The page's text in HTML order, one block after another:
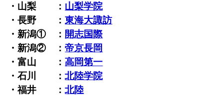
・山梨 ： 山梨学院
・長野 ：東海大諏訪
・新潟① ： 開志国際
・新潟② ：帝京長岡
・富山 ：高岡第一
・石川 ：北陸学院
・福井 ：北陸